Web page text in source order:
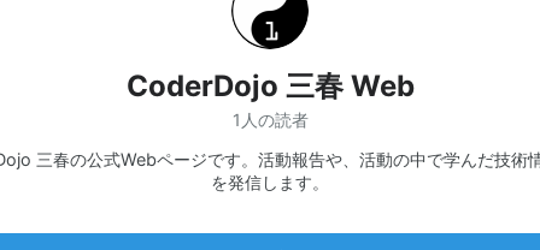
CoderDojo 三春 Web
1人の読者
三春の公式Webページです。活動報告や、活動の中で学んだ技術
を発信します。